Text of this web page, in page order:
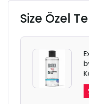
Size Özel